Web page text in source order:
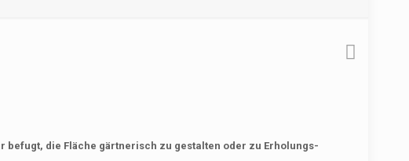
die Fläche gärtnerisch zu gestalten oder zu Erholungs-